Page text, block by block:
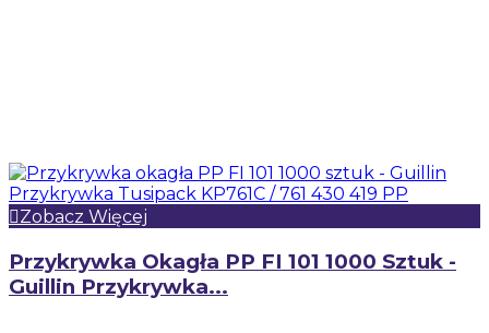
Zobacz Więcej
Przykrywka Okagła PP FI 101 1000 Sztuk -
Guillin Przykrywka...